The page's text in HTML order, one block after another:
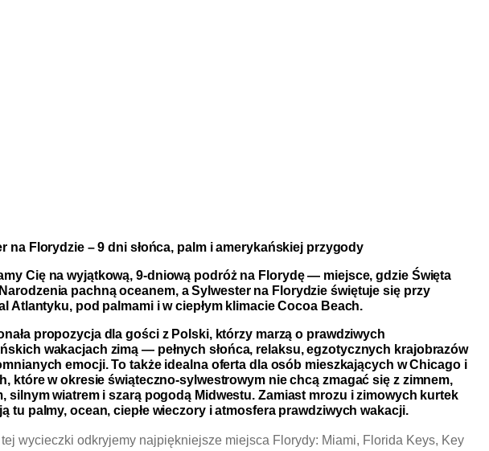
na Florydzie – 9 dni słońca, palm i amerykańskiej przygody
Cię na wyjątkową, 9-dniową podróż na Florydę — miejsce, gdzie Święta
pachną oceanem, a Sylwester na Florydzie świętuje się przy
Atlantyku, pod palmami i w ciepłym klimacie Cocoa Beach.
propozycja dla gości z Polski, którzy marzą o prawdziwych
wakacjach zimą — pełnych słońca, relaksu, egzotycznych krajobrazów
emocji. To także idealna oferta dla osób mieszkających w Chicago i
które w okresie świąteczno-sylwestrowym nie chcą zmagać się z zimnem,
silnym wiatrem i szarą pogodą Midwestu. Zamiast mrozu i zimowych kurtek
tu palmy, ocean, ciepłe wieczory i atmosfera prawdziwych wakacji.
wycieczki odkryjemy najpiękniejsze miejsca Florydy: Miami, Florida Keys, Key